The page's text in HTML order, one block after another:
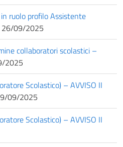
ruolo profilo Assistente
26/09/2025
collaboratori scolastici –
2025
Scolastico) – AVVISO II
09/2025
Scolastico) – AVVISO II